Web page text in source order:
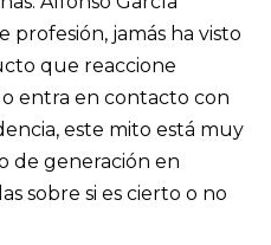
profesión, jamás ha visto
que reaccione
entra en contacto con
este mito está muy
de generación en
sobre si es cierto o no